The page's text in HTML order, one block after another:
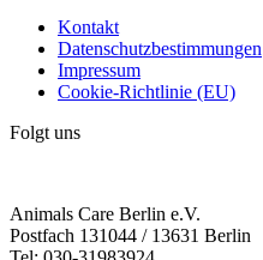
Kontakt
Datenschutzbestimmungen
Impressum
Cookie-Richtlinie (EU)
Folgt uns
Animals Care Berlin e.V.
Postfach 131044 / 13631 Berlin